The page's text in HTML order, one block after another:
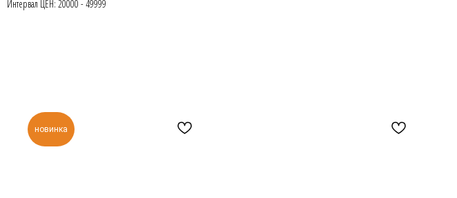
Интервал ЦЕН: 20000 - 49999
новинка